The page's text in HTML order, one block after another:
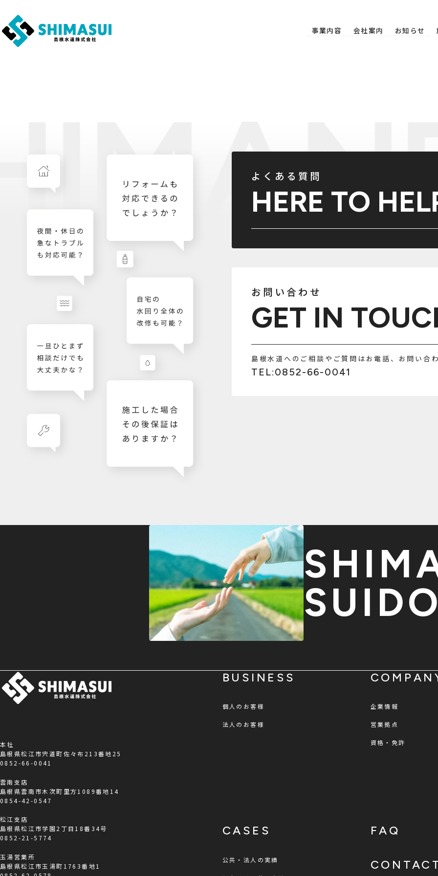
事業内容 会社案内 お知らせ
よくある質問
HERE TO
お問い合わせ
GET IN
島根水道へのご相談やご質問はお電話、お問い合
TEL:0852-66-0041
SUIDO
本社
島根県松江市宍道町佐々布213番地25
0852-66-0041
雲南支店
島根県雲南市木次町里方1089番地14
0854-42-0547
松江支店
島根県松江市学園2丁目18番34号
0852-21-5774
玉湯営業所
島根県松江市玉湯町1763番地1
BUSINESS
個人のお客様
法人のお客様
企業情報
営業拠点
資格・免許
CASES
公共・法人の実績
FAQ